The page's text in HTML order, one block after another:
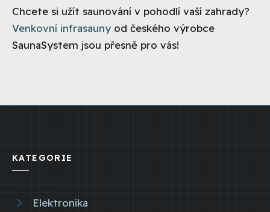
Chcete si užít saunování v pohodlí vaší zahrady?
Venkovní infrasauny od českého výrobce
SaunaSystem jsou přesně pro vás!
KATEGORIE
Elektronika